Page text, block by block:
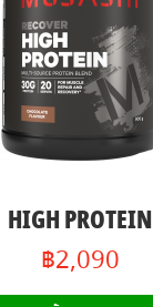
HIGH PROTEIN
฿2,090